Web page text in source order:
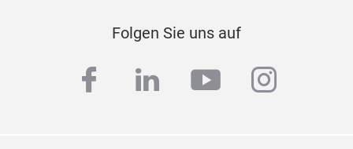
Folgen Sie uns auf
facebook
linkedinyoutube